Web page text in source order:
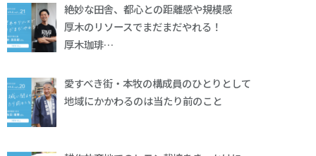
絶妙な田舎、都心との距離感や規模感
厚木のリソースでまだまだやれる！
厚木珈琲…
愛すべき街・本牧の構成員のひとりとして
地域にかかわるのは当たり前のこと